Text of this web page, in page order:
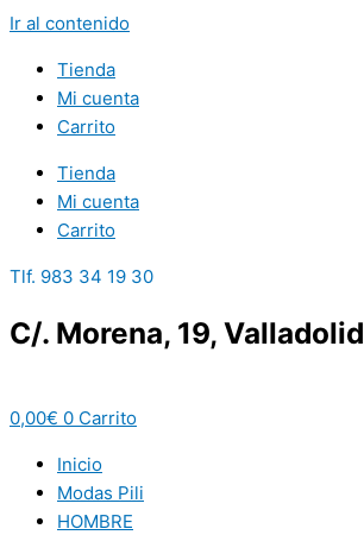
Ir al contenido
Tienda
Mi cuenta
Carrito
Tienda
Mi cuenta
Carrito
Tlf. 983 34 19 30
C/. Morena, 19, Valladolid
0,00€ 0 Carrito
Inicio
Modas Pili
HOMBRE